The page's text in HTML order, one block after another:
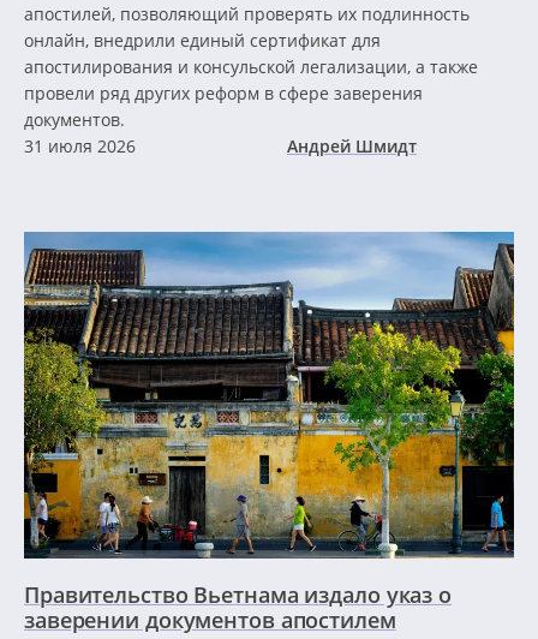
апостилей, позволяющий проверять их подлинность
онлайн, внедрили единый сертификат для
апостилирования и консульской легализации, а также
провели ряд других реформ в сфере заверения
документов.
31 июля 2026
Андрей Шмидт
Правительство Вьетнама издало указ о
заверении документов апостилем